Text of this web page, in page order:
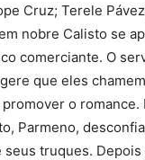
Cruz; Terele
nobre Calisto se
comerciante. O
que eles
o
Parmeno,
seus truques.